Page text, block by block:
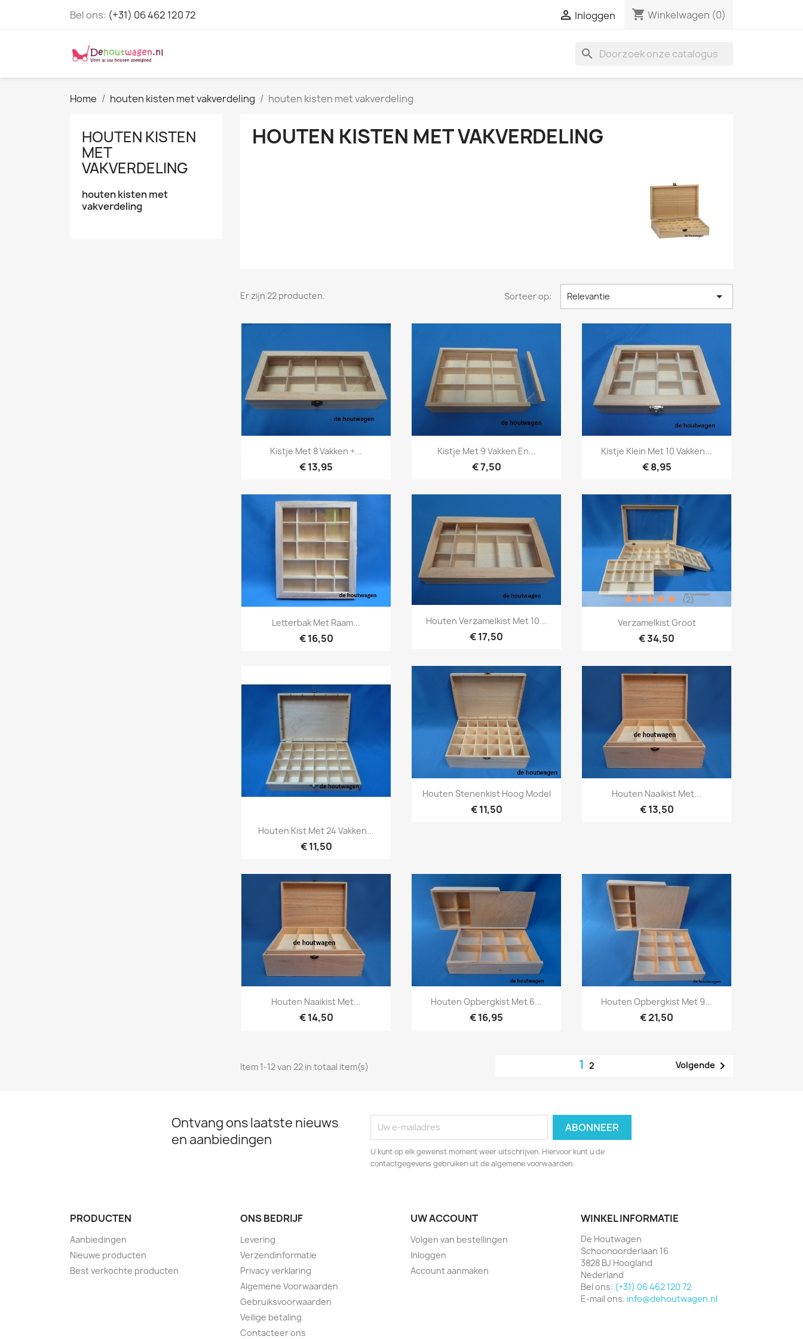
Bel ons: (+31) 06 462 120 72  Inloggen shopping_cart Winkelwagen (0)
search
Home houten kisten met vakverdeling houten kisten met vakverdeling
HOUTEN KISTEN
MET
VAKVERDELING
houten kisten met
vakverdeling
HOUTEN KISTEN MET VAKVERDELING
Er zijn 22 producten. Sorteer op: Relevantie 
Snel bekijken
Kistje Met 8 Vakken +...
€ 13,95
 Snel bekijken
Kistje Met 9 Vakken En...
€ 7,50
Snel bekijken
Kistje Klein Met 10 Vakken...
€ 8,95
Snel bekijken
Letterbak Met Raam...
€ 16,50
Snel bekijken
Houten Verzamelkist Met 10...
€ 17,50
Snel bekijken
Verzamelkist Groot
€ 34,50
(2)
Snel bekijken
Houten Kist Met 24 Vakken...
€ 11,50
Snel bekijken
Houten Stenenkist Hoog Model
€ 11,50
Snel bekijken
Houten Naaikist Met...
€ 13,50
Snel bekijken
Houten Naaikist Met...
€ 14,50
Snel bekijken
Houten Opbergkist Met 6...
€ 16,95
Snel bekijken
Houten Opbergkist Met 9...
€ 21,50
Item 1-12 van 22 in totaal item(s) 12 Volgende 
Ontvang ons laatste nieuws
en aanbiedingen
U kunt op elk gewenst moment weer uitschrijven. Hiervoor kunt u de
contactgegevens gebruiken uit de algemene voorwaarden.
PRODUCTEN
Aanbiedingen
Nieuwe producten
Best verkochte producten
ONS BEDRIJF
Levering
Verzendinformatie
Privacy verklaring
Algemene Voorwaarden
Gebruiksvoorwaarden
Veilige betaling
Contacteer ons
UW ACCOUNT
Volgen van bestellingen
Inloggen
Account aanmaken
WINKEL INFORMATIE
De Houtwagen
Schoonoorderlaan 16
3828 BJ Hoogland
Nederland
Bel ons: (+31) 06 462 120 72
E-mail ons: info@dehoutwagen.nl